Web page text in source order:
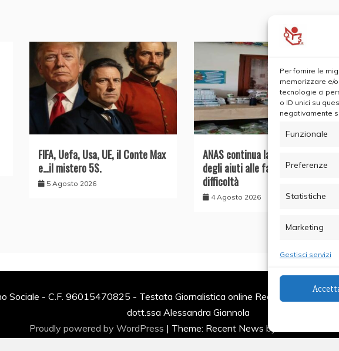
Per fornire le
memorizzare e/
tecnologie ci
o ID unici su
negativamente
Funzionale
Preferenze
Statistiche
Marketing
Gestisci servizi
FIFA, Uefa, Usa, UE, il Conte Max
e…il mistero 5S.
5 Agosto 2026
ANAS continua la distribuzione
degli aiuti alle famiglie in
difficoltà
4 Agosto 2026
- C.F. 96015470825 - Testata Giornalistica online Registrata al
dott.ssa Alessandra Giannola
Proudly powered by WordPress | Theme: Recent News by